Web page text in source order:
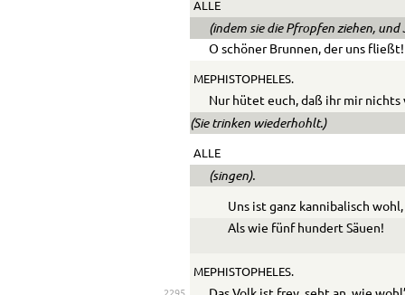
ALLE
(indem sie die Pfropfen ziehen,
O schöner Brunnen, der uns fließt!
MEPHISTOPHELES.
Nur hütet euch, daß ihr mir
(Sie trinken wiederhohlt.)
ALLE
(singen).
Uns ist ganz kannibalisch wohl,
Als wie fünf hundert Säuen!
MEPHISTOPHELES.